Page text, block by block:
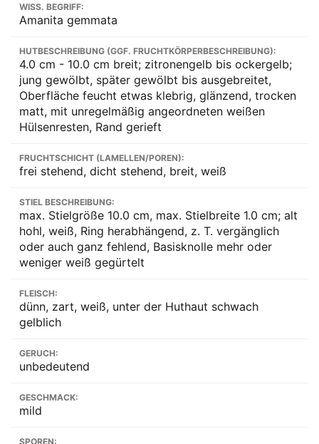
WISS. BEGRIFF:
Amanita gemmata
HUTBESCHREIBUNG (GGF. FRUCHTKÖRPERBESCHREIBUNG):
4.0 cm - 10.0 cm breit; zitronengelb bis ockergelb;
jung gewölbt, später gewölbt bis ausgebreitet,
Oberfläche feucht etwas klebrig, glänzend, trocken
matt, mit unregelmäßig angeordneten weißen
Hülsenresten, Rand gerieft
FRUCHTSCHICHT (LAMELLEN/POREN):
frei stehend, dicht stehend, breit, weiß
STIEL BESCHREIBUNG:
max. Stielgröße 10.0 cm, max. Stielbreite 1.0 cm; alt
hohl, weiß, Ring herabhängend, z. T. vergänglich
oder auch ganz fehlend, Basisknolle mehr oder
weniger weiß gegürtelt
FLEISCH:
dünn, zart, weiß, unter der Huthaut schwach
gelblich
GERUCH:
unbedeutend
GESCHMACK:
mild
SPOREN: